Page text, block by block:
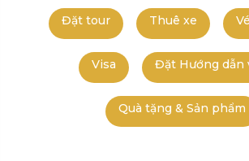
Đặt tour Thuê xe
Visa Đặt Hướng dẫn
Quà tặng & Sản phẩm